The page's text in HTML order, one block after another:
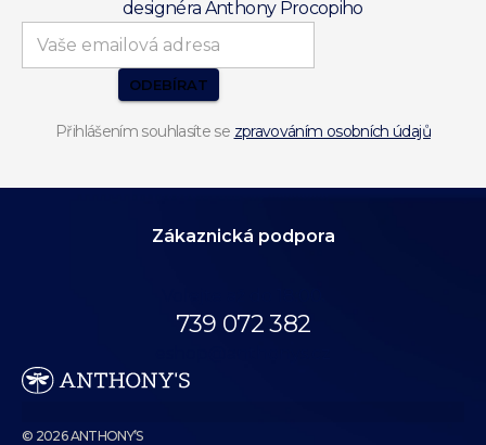
designéra Anthony Procopiho
ODEBÍRAT
Přihlášením souhlasíte se zpravováním osobních údajů
Zákaznická podpora
739 072 382
© 2026 ANTHONY’S